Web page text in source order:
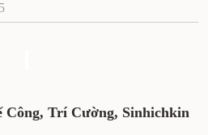
Công, Trí Cường, Sinhichkin